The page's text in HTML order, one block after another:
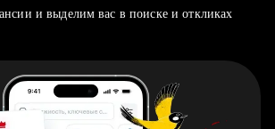
и выделим вас в поиске и откликах